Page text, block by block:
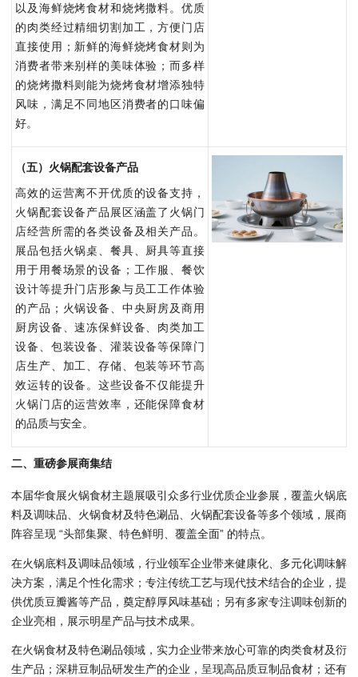
以及海鲜烧烤食材和烧烤撒料。优质
的肉类经过精细切割加工，方便门店
直接使用；新鲜的海鲜烧烤食材则为
消费者带来别样的美味体验；而多样
的烧烤撒料则能为烧烤食材增添独特
风味，满足不同地区消费者的口味偏
好。
（五）火锅配套设备产品
高效的运营离不开优质的设备支持，
火锅配套设备产品展区涵盖了火锅门
店经营所需的各类设备及相关产品。
展品包括火锅桌、餐具、厨具等直接
用于用餐场景的设备；工作服、餐饮
设计等提升门店形象与员工工作体验
的产品；火锅设备、中央厨房及商用
厨房设备、速冻保鲜设备、肉类加工
设备、包装设备、灌装设备等保障门
店生产、加工、存储、包装等环节高
效运转的设备。这些设备不仅能提升
火锅门店的运营效率，还能保障食材
的品质与安全。
二、重磅参展商集结
本届华食展火锅食材主题展吸引众多行业优质企业参展，覆盖火锅底
料及调味品、火锅食材及特色涮品、火锅配套设备等多个领域，展商
阵容呈现 “头部集聚、特色鲜明、覆盖全面” 的特点。
在火锅底料及调味品领域，行业领军企业带来健康化、多元化调味解
决方案，满足个性化需求；专注传统工艺与现代技术结合的企业，提
供优质豆瓣酱等产品，奠定醇厚风味基础；另有多家专注调味创新的
企业亮相，展示明星产品与技术成果。
在火锅食材及特色涮品领域，实力企业带来放心可靠的肉类食材及衍
生产品；深耕豆制品研发生产的企业，呈现高品质豆制品食材；还有